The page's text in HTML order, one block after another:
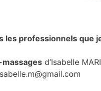
les professionnels que
d’Isabelle